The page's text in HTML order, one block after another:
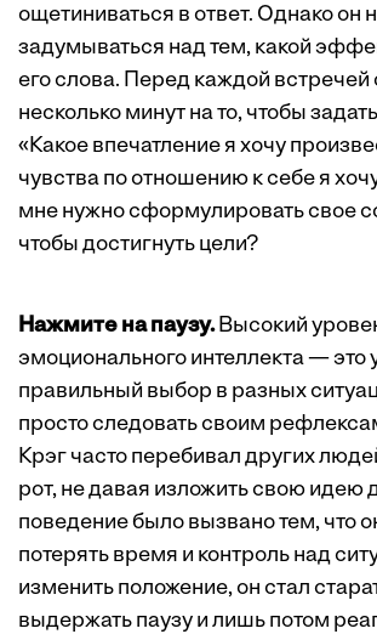
ощетиниваться в ответ. Однако он
задумываться над тем, какой
его слова. Перед каждой встречей
несколько минут на то, чтобы
«Какое впечатление я хочу
чувства по отношению к себе я
мне нужно сформулировать свое
чтобы достигнуть цели?
Нажмите на паузу.Высокий
эмоционального интеллекта — это
правильный выбор в разных
просто следовать своим
Крэг часто перебивал других
рот, не давая изложить свою идею
поведение было вызвано тем, что
потерять время и контроль над
изменить положение, он стал
выдержать паузу и лишь потом